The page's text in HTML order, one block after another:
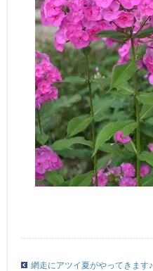
網走にアツイ夏がやってきます♪